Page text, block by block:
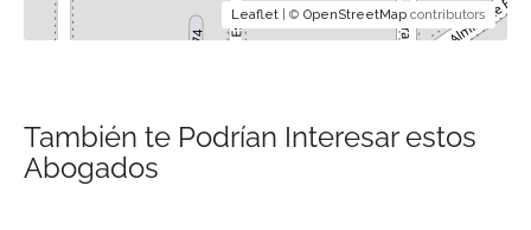
Leaflet | © OpenStreetMap contributors
También te Podrían Interesar estos
Abogados